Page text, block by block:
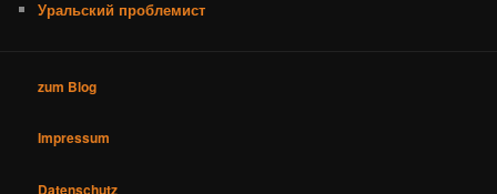
Уральский проблемист
zum Blog
Impressum
Datenschutz